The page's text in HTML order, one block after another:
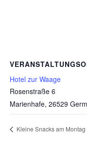
Hotel zur Waage
Rosenstraße 6
Marienhafe, 26529
Kleine Snacks am Montag